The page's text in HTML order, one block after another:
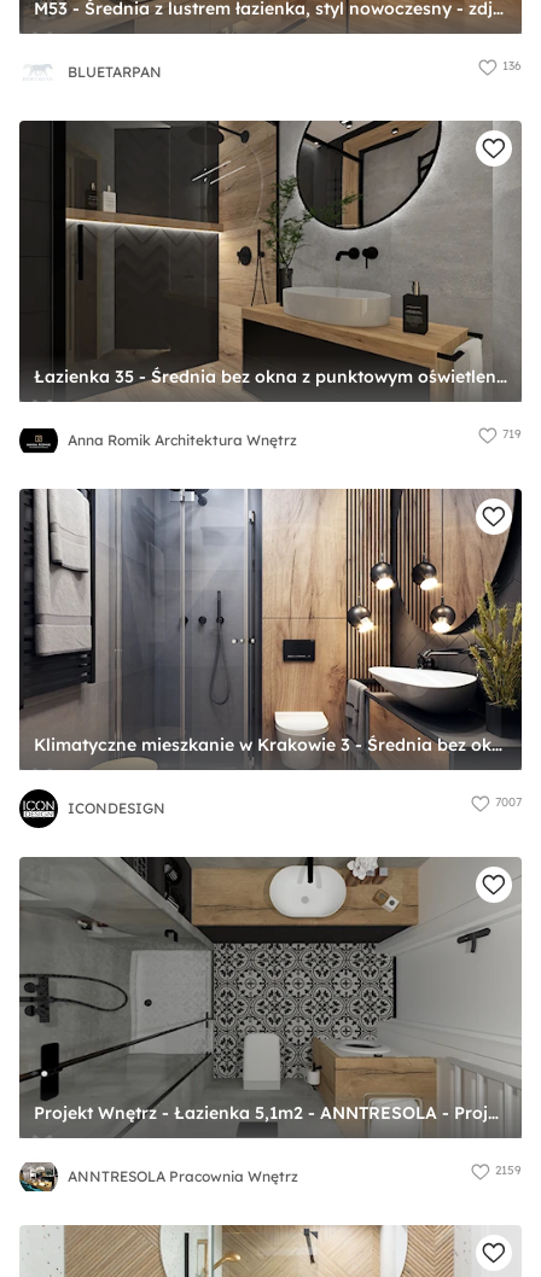
M53 - Średnia z lustrem łazienka, styl nowoczesny - zdjęcie od BLUETARPAN
BLUETARPAN 136
Łazienka 35 - Średnia bez okna z punktowym oświetleniem łazienka, styl nowoczesny - zdjęcie od Anna Romik Architektura Wnętrz
Anna Romik Architektura Wnętrz 719
Klimatyczne mieszkanie w Krakowie 3 - Średnia bez okna łazienka, styl nowoczesny - zdjęcie od ICONDESIGN
ICONDESIGN 7007
Projekt Wnętrz - Łazienka 5,1m2 - ANNTRESOLA - Projektowanie Wnętrz - zdjęcie od ANNTRESOLA Pracownia Wnętrz
ANNTRESOLA Pracownia Wnętrz 2159